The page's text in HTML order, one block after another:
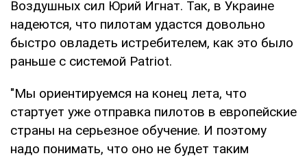
Воздушных сил Юрий Игнат. Так, в Украине
надеются, что пилотам удастся довольно
быстро овладеть истребителем, как это было
раньше с системой Patriot.
"Мы ориентируемся на конец лета, что
стартует уже отправка пилотов в европейские
страны на серьезное обучение. И поэтому
надо понимать, что оно не будет таким